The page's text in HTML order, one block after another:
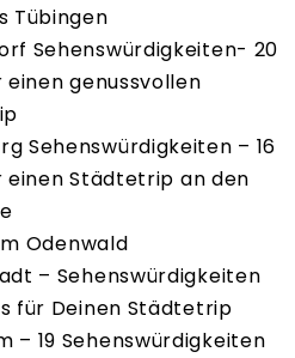
Tübingen
Sehenswürdigkeiten- 20
einen genussvollen
Sehenswürdigkeiten – 16
einen Städtetrip an den
Odenwald
– Sehenswürdigkeiten
für Deinen Städtetrip
– 19 Sehenswürdigkeiten